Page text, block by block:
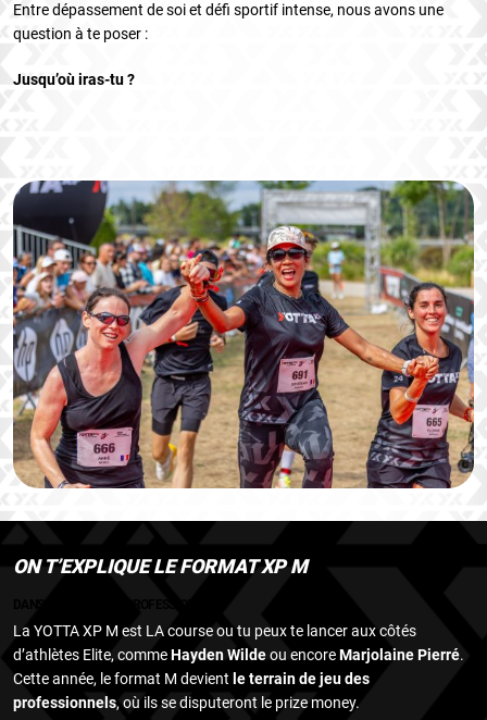
Entre dépassement de soi et défi sportif intense, nous avons une
question à te poser :
Jusqu’où iras-tu ?
ON T’EXPLIQUE LE FORMAT XP M
La YOTTA XP M est LA course ou tu peux te lancer aux côtés
d’athlètes Elite, commeHayden Wildeou encoreMarjolaine Pierré.
Cette année, le format M devient le terrain de jeu des
professionnels, où ils se disputeront le prize money.